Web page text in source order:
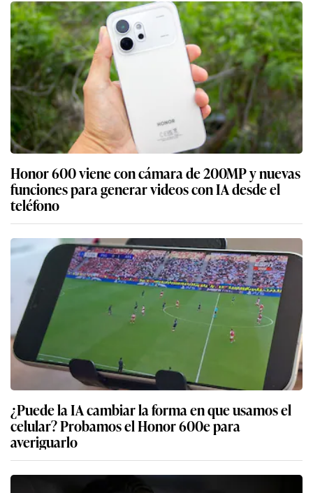
Honor 600 viene con cámara de 200MP y nuevas
funciones para generar videos con IA desde el
teléfono
¿Puede la IA cambiar la forma en que usamos el
celular? Probamos el Honor 600e para
averiguarlo